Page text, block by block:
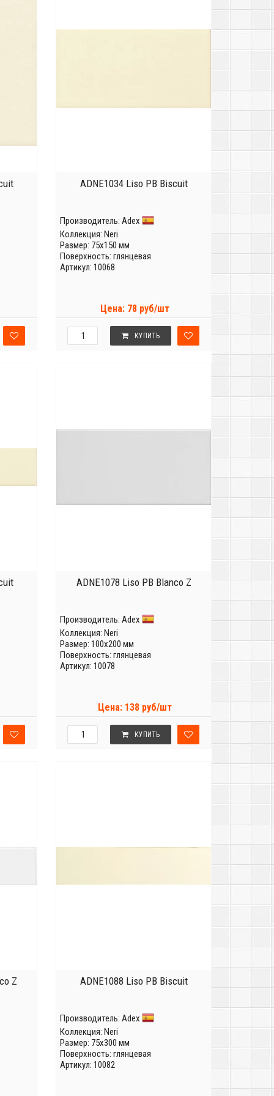
ADNE1034 Liso PB Biscuit
Производитель: Adex
Коллекция: Neri
Размер: 75x150 мм
Поверхность: глянцевая
Артикул: 10068
Цена: 78 руб/шт
КУПИТЬ
ADNE1078 Liso PB Blanco Z
Производитель: Adex
Коллекция: Neri
Размер: 100x200 мм
Поверхность: глянцевая
Артикул: 10078
Цена: 138 руб/шт
КУПИТЬ
Z ADNE1088 Liso PB Biscuit
Производитель: Adex
Коллекция: Neri
Размер: 75x300 мм
Поверхность: глянцевая
Артикул: 10082